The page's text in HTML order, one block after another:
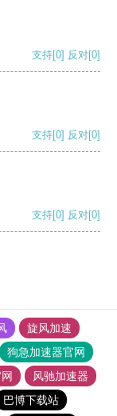
支持[0] 反对[0]
支持[0] 反对[0]
支持[0] 反对[0]
旋风加速
狗急加速器官网
风驰加速器
巴博下载站